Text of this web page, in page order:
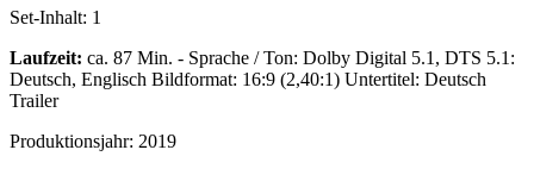
Set-Inhalt: 1
Laufzeit: ca. 87 Min. - Sprache / Ton: Dolby Digital 5.1, DTS 5.1:
Deutsch, Englisch Bildformat: 16:9 (2,40:1) Untertitel: Deutsch
Trailer
Produktionsjahr: 2019